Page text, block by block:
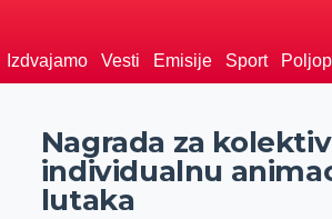
Izdvajamo Vesti Emisije Sport
Nagrada za
individualnu
lutaka